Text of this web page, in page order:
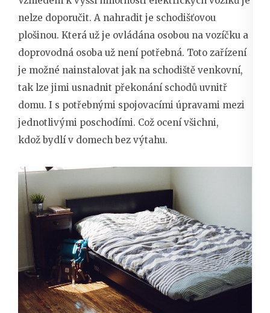
nelze doporučit. A nahradit je schodišťovou
plošinou. Která už je ovládána osobou na vozíčku a
doprovodná osoba už není potřebná. Toto zařízení
je možné nainstalovat jak na schodiště venkovní,
tak lze jimi usnadnit překonání schodů uvnitř
domu. I s potřebnými spojovacími úpravami mezi
jednotlivými poschodími. Což ocení všichni,
kdož bydlí v domech bez výtahu.